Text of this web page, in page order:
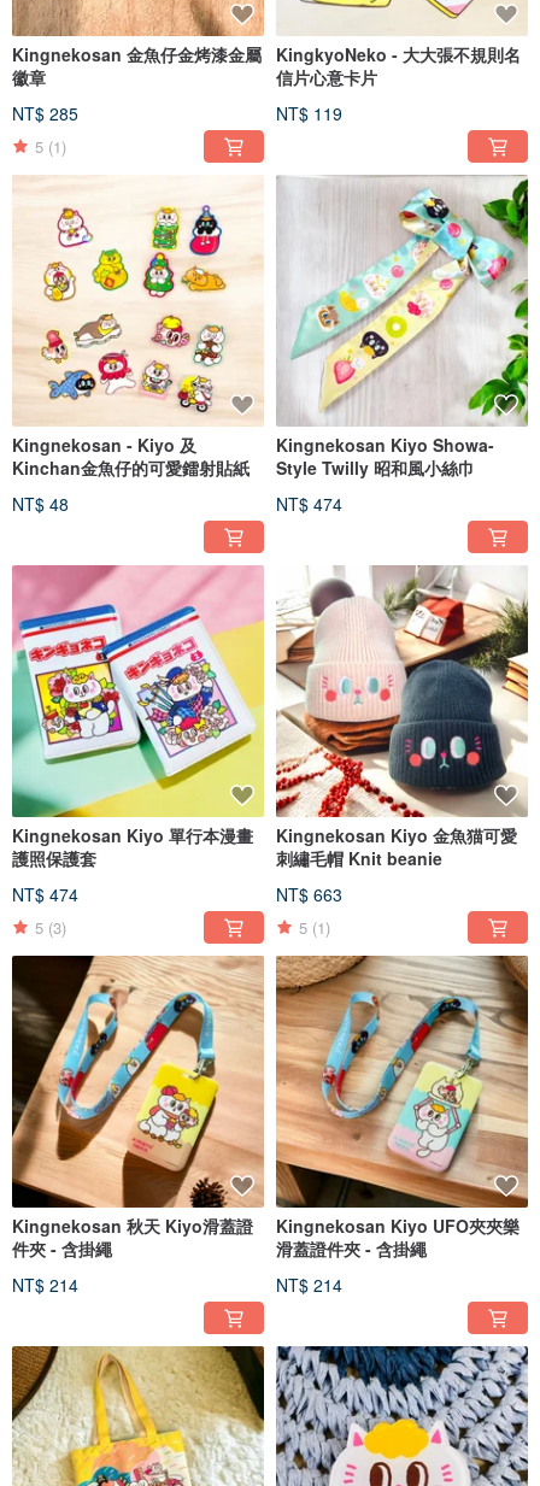
Kingnekosan 金魚仔金烤漆金屬
徽章
NT$ 285
5 (1)
KingkyoNeko - 大大張不規則名
信片心意卡片
NT$ 119
Kingnekosan - Kiyo 及
Kinchan金魚仔的可愛鐳射貼紙
NT$ 48
Kingnekosan Kiyo Showa-
Style Twilly 昭和風小絲巾
NT$ 474
Kingnekosan Kiyo 單行本漫畫
護照保護套
NT$ 474
5 (3)
Kingnekosan Kiyo 金魚猫可愛
刺繡毛帽 Knit beanie
NT$ 663
5 (1)
Kingnekosan 秋天 Kiyo滑蓋證
件夾 - 含掛繩
NT$ 214
Kingnekosan Kiyo UFO夾夾樂
滑蓋證件夾 - 含掛繩
NT$ 214